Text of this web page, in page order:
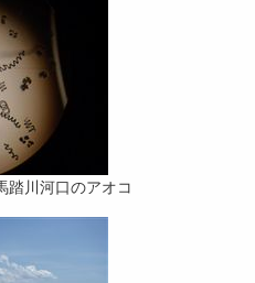
川河口のアオコ